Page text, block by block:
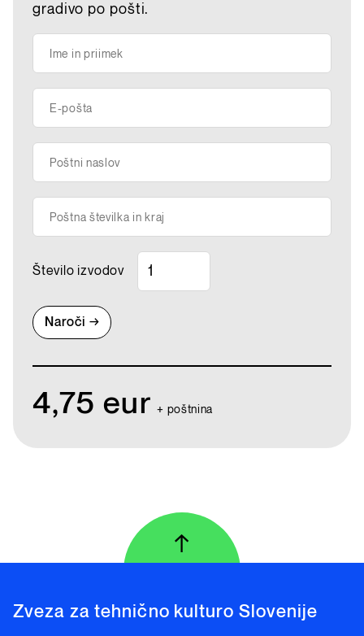
gradivo po pošti.
Število izvodov
4,75 eur + poštnina
Na vrh strani
↑
Zveza za tehnično kulturo Slovenije